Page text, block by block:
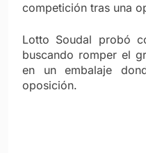
competición tras una
Lotto Soudal probó
buscando romper el
en un embalaje
oposición.